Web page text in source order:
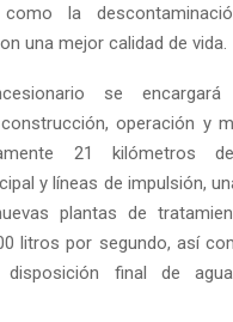
la
una mejor calidad de vida.
se encargará
operación y
21 kilómetros
y líneas de impulsión,
plantas de
litros por segundo, así
final de